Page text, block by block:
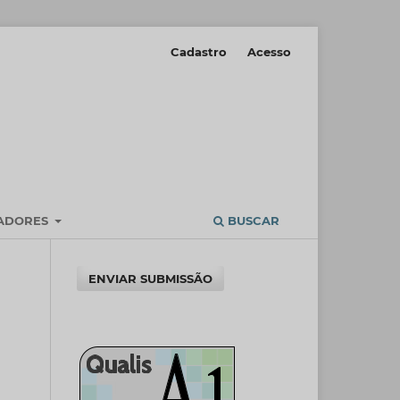
BUSCAR
Cadastro Acesso
ENVIAR SUBMISSÃO